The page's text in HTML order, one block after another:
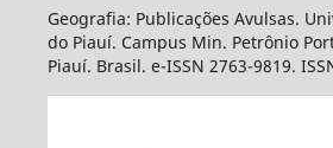
Geografia: Publicações Avulsas.
do Piauí. Campus Min. Petrônio
Piauí. Brasil. e-ISSN 2763-9819.